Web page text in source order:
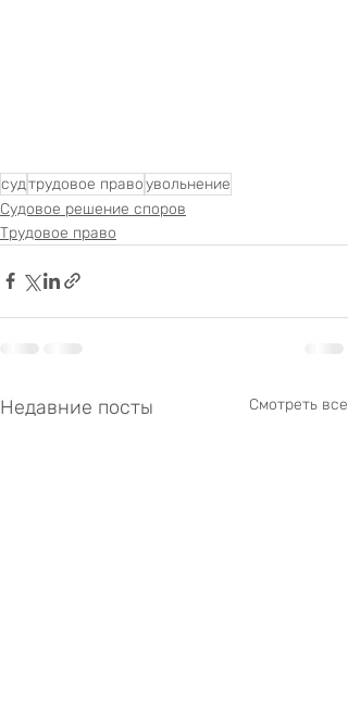
судтрудовое правоувольнение
Судовое решение споров
Трудовое право
Недавние посты Смотреть все